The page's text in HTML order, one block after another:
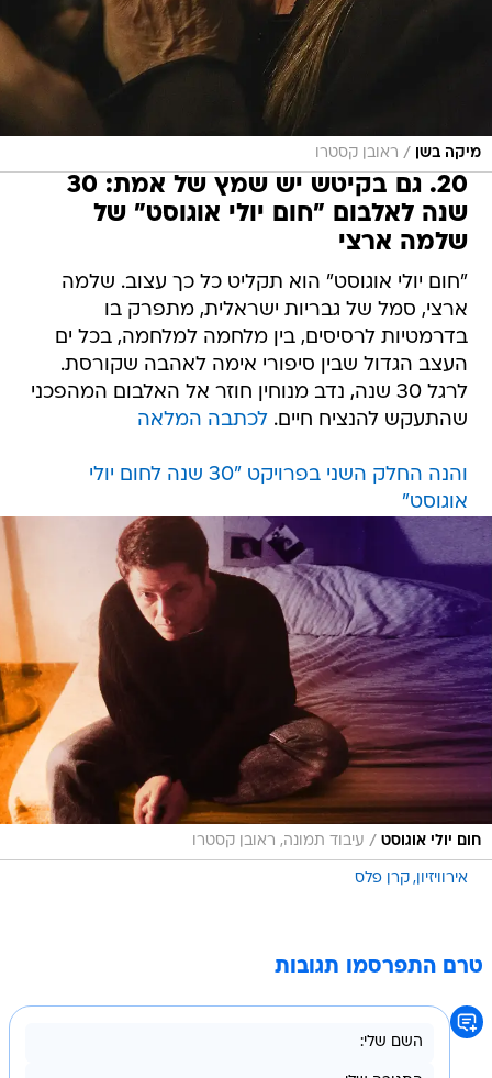
מיקה בשן / ראובן קסטרו
20. גם בקיטש יש שמץ של אמת: 30
שנה לאלבום "חום יולי אוגוסט" של
שלמה ארצי
"חום יולי אוגוסט" הוא תקליט כל כך עצוב. שלמה
ארצי, סמל של גבריות ישראלית, מתפרק בו
בדרמטיות לרסיסים, בין מלחמה למלחמה, בכל ים
העצב הגדול שבין סיפורי אימה לאהבה שקורסת.
לרגל 30 שנה, נדב מנוחין חוזר אל האלבום המהפכני
שהתעקש להנציח חיים.לכתבה המלאה
והנה החלק השני בפרויקט "30 שנה לחום יולי
אוגוסט"
חום יולי אוגוסט / עיבוד תמונה, ראובן קסטרו
אירוויזיון קרן פלס
טרם התפרסמו תגובות